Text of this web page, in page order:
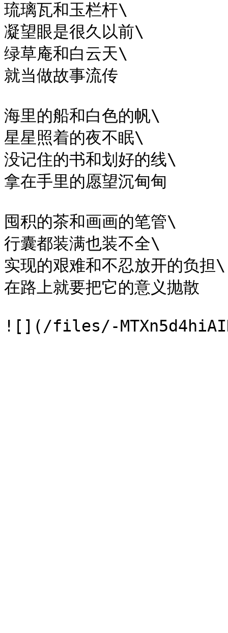
琉璃瓦和玉栏杆\
凝望眼是很久以前\
绿草庵和白云天\
就当做故事流传
海里的船和白色的帆\
星星照着的夜不眠\
没记住的书和划好的线\
拿在手里的愿望沉甸甸
囤积的茶和画画的笔管\
行囊都装满也装不全\
实现的艰难和不忍放开的负担\
在路上就要把它的意义抛散